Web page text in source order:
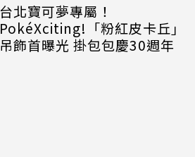
台北寶可夢專屬！
PokéXciting!「粉紅皮卡丘」
吊飾首曝光 掛包包慶30週年